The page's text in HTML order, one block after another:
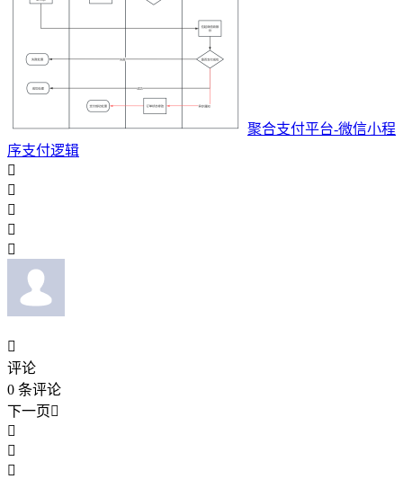
聚合支付平台-微信小程
序支付逻辑






评论
0 条评论
下一页


